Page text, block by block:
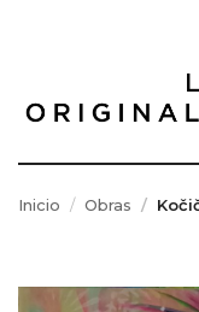
Inicio Obras